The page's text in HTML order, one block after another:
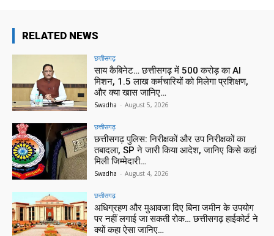
RELATED NEWS
छत्तीसगढ़
साय कैबिनेट… छत्तीसगढ़ में 500 करोड़ का AI
मिशन, 1.5 लाख कर्मचारियों को मिलेगा प्रशिक्षण,
और क्या खास जानिए…
Swadha - August 5, 2026
छत्तीसगढ़
छत्तीसगढ़ पुलिस: निरीक्षकों और उप निरीक्षकों का
तबादला, SP ने जारी किया आदेश, जानिए किसे कहां
मिली जिम्मेदारी…
Swadha - August 4, 2026
छत्तीसगढ़
अधिग्रहण और मुआवजा दिए बिना जमीन के उपयोग
पर नहीं लगाई जा सकती रोक… छत्तीसगढ़ हाईकोर्ट ने
क्यों कहा ऐसा जानिए…